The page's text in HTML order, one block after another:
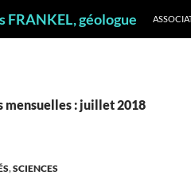
FRANKEL, géologue
mensuelles : juillet 2018
,SCIENCES